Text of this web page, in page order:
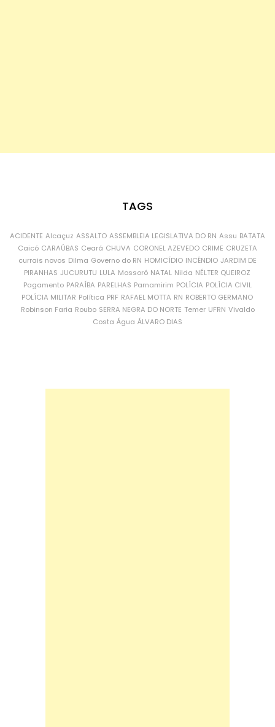
TAGS
ACIDENTE Alcaçuz ASSALTO ASSEMBLEIA LEGISLATIVA DO RN Assu BATATA
Caicó CARAÚBAS Ceará CHUVA CORONEL AZEVEDO CRIME CRUZETA
currais novos Dilma Governo do RN HOMICÍDIO INCÊNDIO JARDIM DE
PIRANHAS JUCURUTU LULA Mossoró NATAL Nilda NÉLTER QUEIROZ
Pagamento PARAÍBA PARELHAS Parnamirim POLÍCIA POLÍCIA CIVIL
POLÍCIA MILITAR Política PRF RAFAEL MOTTA RN ROBERTO GERMANO
Robinson Faria Roubo SERRA NEGRA DO NORTE Temer UFRN Vivaldo
Costa Água ÁLVARO DIAS